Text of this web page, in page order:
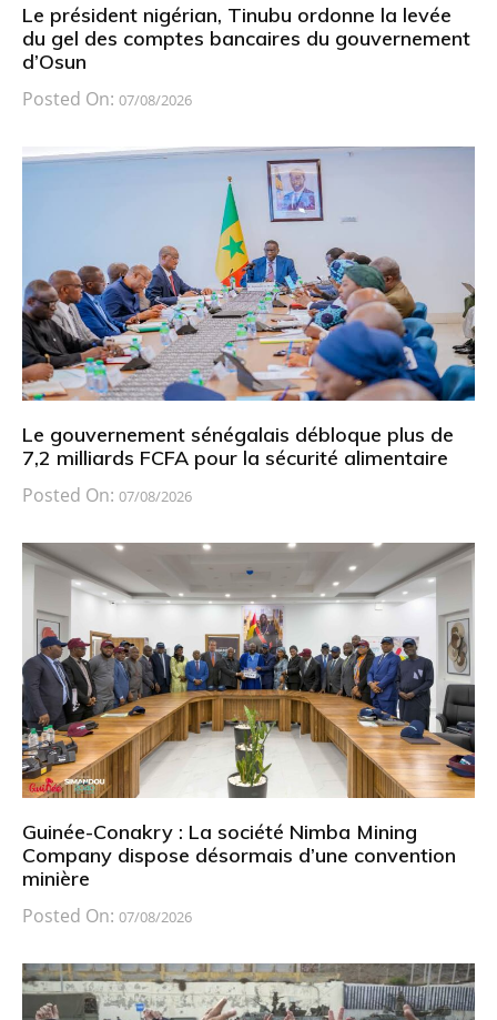
Le président nigérian, Tinubu ordonne la levée
du gel des comptes bancaires du gouvernement
d’Osun
Posted On: 07/08/2026
Le gouvernement sénégalais débloque plus de
7,2 milliards FCFA pour la sécurité alimentaire
Posted On: 07/08/2026
Guinée-Conakry : La société Nimba Mining
Company dispose désormais d’une convention
minière
Posted On: 07/08/2026